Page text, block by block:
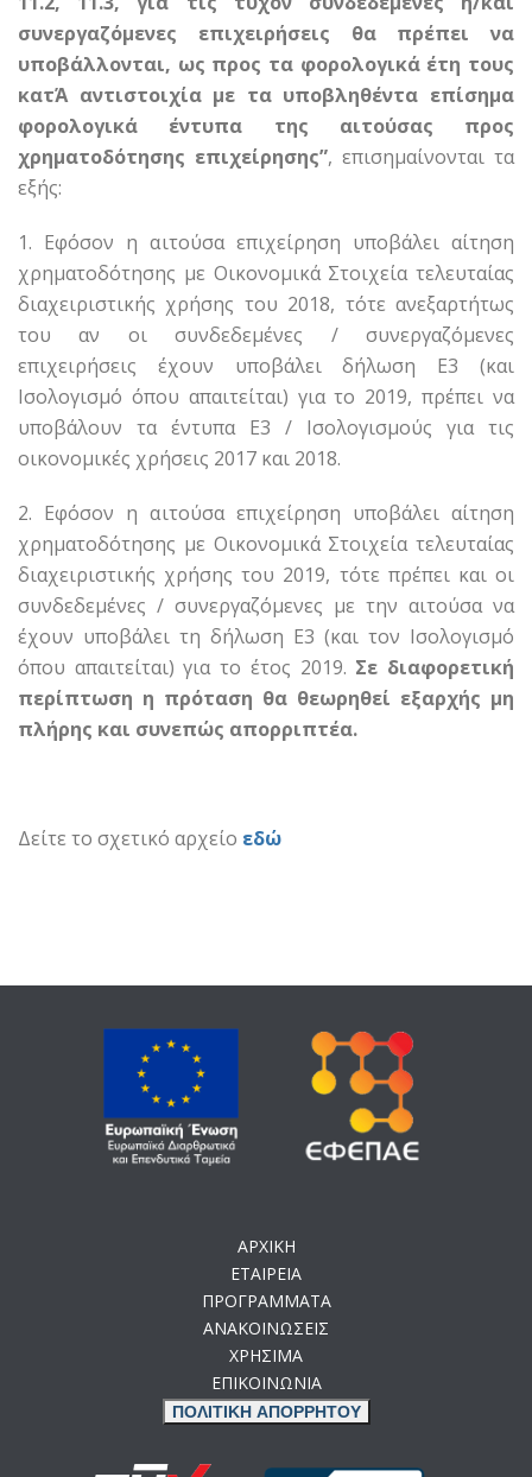
συνεργαζόμενες επιχειρήσεις θα πρέπει να
υποβάλλονται, ως προς τα φορολογικά έτη τους
κατΆ αντιστοιχία με τα υποβληθέντα επίσημα
φορολογικά έντυπα της αιτούσας προς
χρηματοδότησης επιχείρησης”, επισημαίνονται τα
εξής:
1. Εφόσον η αιτούσα επιχείρηση υποβάλει αίτηση
χρηματοδότησης με Οικονομικά Στοιχεία τελευταίας
διαχειριστικής χρήσης του 2018, τότε ανεξαρτήτως
του αν οι συνδεδεμένες / συνεργαζόμενες
επιχειρήσεις έχουν υποβάλει δήλωση Ε3 (και
Ισολογισμό όπου απαιτείται) για το 2019, πρέπει να
υποβάλουν τα έντυπα Ε3 / Ισολογισμούς για τις
οικονομικές χρήσεις 2017 και 2018.
2. Εφόσον η αιτούσα επιχείρηση υποβάλει αίτηση
χρηματοδότησης με Οικονομικά Στοιχεία τελευταίας
διαχειριστικής χρήσης του 2019, τότε πρέπει και οι
συνδεδεμένες / συνεργαζόμενες με την αιτούσα να
έχουν υποβάλει τη δήλωση Ε3 (και τον Ισολογισμό
όπου απαιτείται) για το έτος 2019. Σε διαφορετική
περίπτωση η πρόταση θα θεωρηθεί εξαρχής μη
πλήρης και συνεπώς απορριπτέα.
Δείτε το σχετικό αρχείο εδώ
ΑΡΧΙΚΗ
ΕΤΑΙΡΕΙΑ
ΠΡΟΓΡΑΜΜΑΤΑ
ΑΝΑΚΟΙΝΩΣΕΙΣ
ΧΡΗΣΙΜΑ
ΕΠΙΚΟΙΝΩΝΙΑ
ΠΟΛΙΤΙΚΗ ΑΠΟΡΡΗΤΟΥ